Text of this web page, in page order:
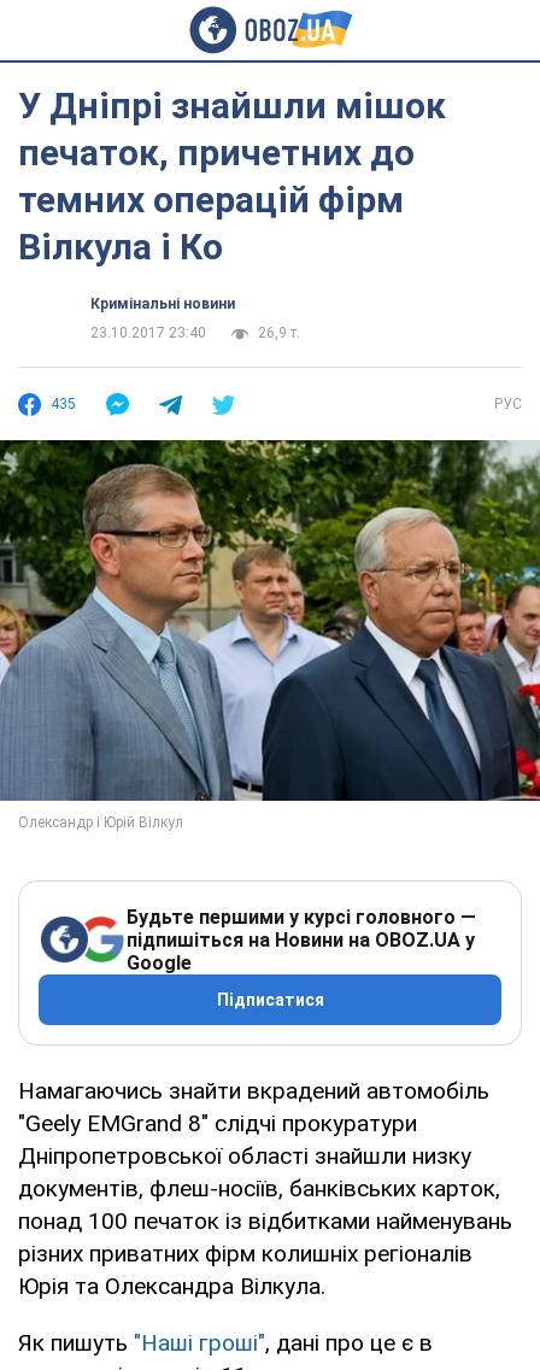
У Дніпрі знайшли мішок
печаток, причетних до
темних операцій фірм
Вілкула і Ко
Кримінальні новини
23.10.2017 23:40
26,9 т.
435 РУС
Будьте першими у курсі головного —
підпишіться на Новини на OBOZ.UA у
Google
Підписатися
Намагаючись знайти вкрадений автомобіль
"Geely EMGrand 8" слідчі прокуратури
Дніпропетровської області знайшли низку
документів, флеш-носіїв, банківських карток,
понад 100 печаток із відбитками найменувань
різних приватних фірм колишніх регіоналів
Юрія та Олександра Вілкула.
Як пишуть "Наші гроші", дані про це є в